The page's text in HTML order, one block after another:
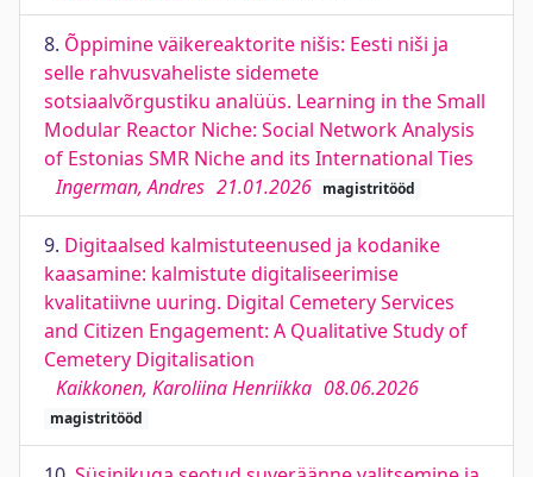
8. Õppimine väikereaktorite nišis: Eesti niši ja
selle rahvusvaheliste sidemete
sotsiaalvõrgustiku analüüs. Learning in the Small
Modular Reactor Niche: Social Network Analysis
of Estonias SMR Niche and its International Ties
Ingerman, Andres 21.01.2026 magistritööd
9. Digitaalsed kalmistuteenused ja kodanike
kaasamine: kalmistute digitaliseerimise
kvalitatiivne uuring. Digital Cemetery Services
and Citizen Engagement: A Qualitative Study of
Cemetery Digitalisation
Kaikkonen, Karoliina Henriikka 08.06.2026
magistritööd